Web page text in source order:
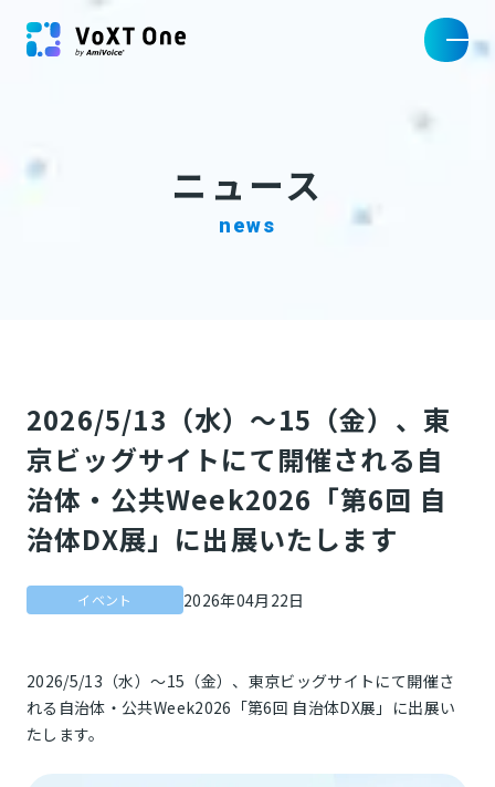
ニュース
news
2026/5/13（水）～15（金）、東
京ビッグサイトにて開催される自
治体・公共Week2026「第6回 自
治体DX展」に出展いたします
イベント 2026年04月22日
2026/5/13（水）～15（金）、東京ビッグサイトにて開催さ
れる自治体・公共Week2026「第6回 自治体DX展」に出展い
たします。